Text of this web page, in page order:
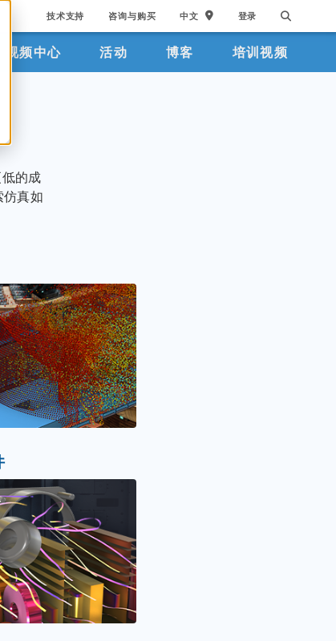
技术支持 咨询与购买 中文 登录
视频中心 活动 博客 培训视频
的成
仿真如